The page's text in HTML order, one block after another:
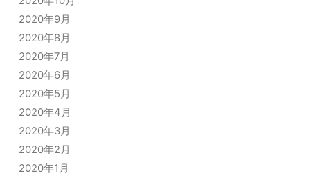
2020年9月
2020年8月
2020年7月
2020年6月
2020年5月
2020年4月
2020年3月
2020年2月
2020年1月